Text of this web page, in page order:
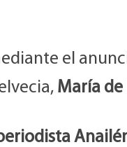
el
María de